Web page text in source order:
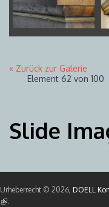
« Zurück zur Galerie
Element 62 von 100
Slide
Urheberrecht © 2026, DOELL
(Link ist extern)
.